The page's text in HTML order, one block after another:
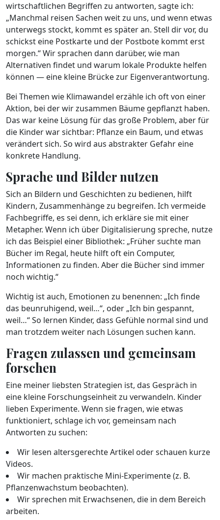
wirtschaftlichen Begriffen zu antworten, sagte ich:
„Manchmal reisen Sachen weit zu uns, und wenn etwas
unterwegs stockt, kommt es später an. Stell dir vor, du
schickst eine Postkarte und der Postbote kommt erst
morgen.“ Wir sprachen dann darüber, wie man
Alternativen findet und warum lokale Produkte helfen
können — eine kleine Brücke zur Eigenverantwortung.
Bei Themen wie Klimawandel erzähle ich oft von einer
Aktion, bei der wir zusammen Bäume gepflanzt haben.
Das war keine Lösung für das große Problem, aber für
die Kinder war sichtbar: Pflanze ein Baum, und etwas
verändert sich. So wird aus abstrakter Gefahr eine
konkrete Handlung.
Sprache und Bilder nutzen
Sich an Bildern und Geschichten zu bedienen, hilft
Kindern, Zusammenhänge zu begreifen. Ich vermeide
Fachbegriffe, es sei denn, ich erkläre sie mit einer
Metapher. Wenn ich über Digitalisierung spreche, nutze
ich das Beispiel einer Bibliothek: „Früher suchte man
Bücher im Regal, heute hilft oft ein Computer,
Informationen zu finden. Aber die Bücher sind immer
noch wichtig.“
Wichtig ist auch, Emotionen zu benennen: „Ich finde
das beunruhigend, weil…“, oder „Ich bin gespannt,
weil…“ So lernen Kinder, dass Gefühle normal sind und
man trotzdem weiter nach Lösungen suchen kann.
Fragen zulassen und gemeinsam
forschen
Eine meiner liebsten Strategien ist, das Gespräch in
eine kleine Forschungseinheit zu verwandeln. Kinder
lieben Experimente. Wenn sie fragen, wie etwas
funktioniert, schlage ich vor, gemeinsam nach
Antworten zu suchen:
Wir lesen altersgerechte Artikel oder schauen kurze
Videos.
Wir machen praktische Mini-Experimente (z. B.
Pflanzenwachstum beobachten).
Wir sprechen mit Erwachsenen, die in dem Bereich
arbeiten.